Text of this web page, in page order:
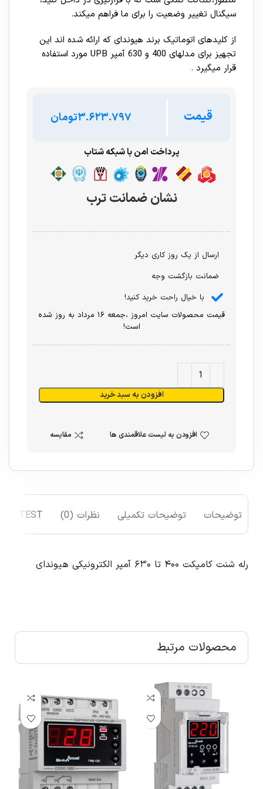
سیگنال تغییر وضعیت را برای ما فراهم میکند.
از کلیدهای اتوماتیک برند هیوندای که ارائه شده اند این
تجهیز برای مدلهای 400 و 630 آمپر UPB مورد استفاده
قرار میگیرد .
قیمت تومان
پرداخت امن با شبکه شتاب
نشان ضمانت ترب
ارسال از یک روز کاری دیگر
ضمانت بازگشت وجه
با خیال راحت خرید کنید!
قیمت محصولات سایت امروز ،جمعه ۱۶ مرداد به روز شده
است!
افزودن به سبد خرید
افزودن به لیست علاقمندی ها مقایسه
توضیحات توضیحات تکمیلی نظرات (0) TEST
رله شنت کامپکت ۴۰۰ تا ۶۳۰ آمپر الکترونیکی هیوندای
محصولات مرتبط